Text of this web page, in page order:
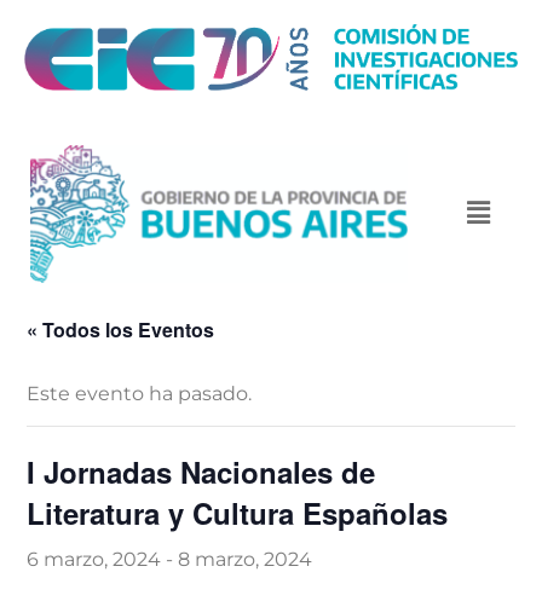
« Todos los Eventos
Este evento ha pasado.
I Jornadas Nacionales de
Literatura y Cultura Españolas
6 marzo, 2024 -8 marzo, 2024